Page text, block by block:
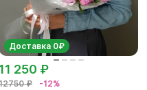
Доставка 0₽
₽ -12%
11 250 ₽